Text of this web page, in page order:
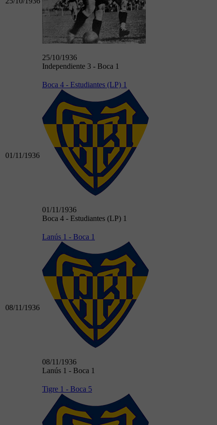
25/10/1936
Independiente 3 - Boca 1
01/11/1936
Boca 4 - Estudiantes (LP) 1
01/11/1936
Boca 4 - Estudiantes (LP) 1
08/11/1936
Lanús 1 - Boca 1
08/11/1936
Lanús 1 - Boca 1
Tigre 1 - Boca 5